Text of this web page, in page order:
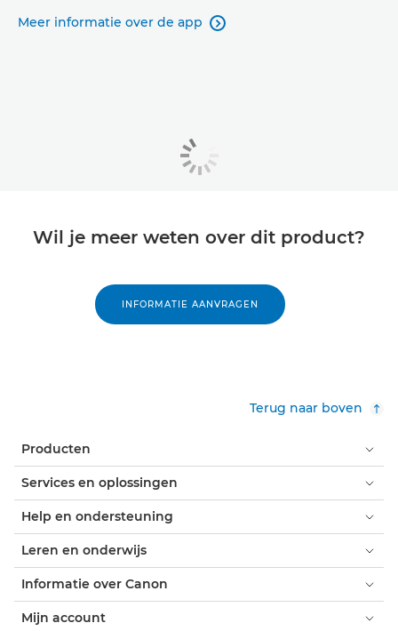
Meer informatie over de app 
Wil je meer weten over dit product?
INFORMATIE AANVRAGEN
Terug naar boven
Producten
Services en oplossingen
Help en ondersteuning
Leren en onderwijs
Informatie over Canon
Mijn account